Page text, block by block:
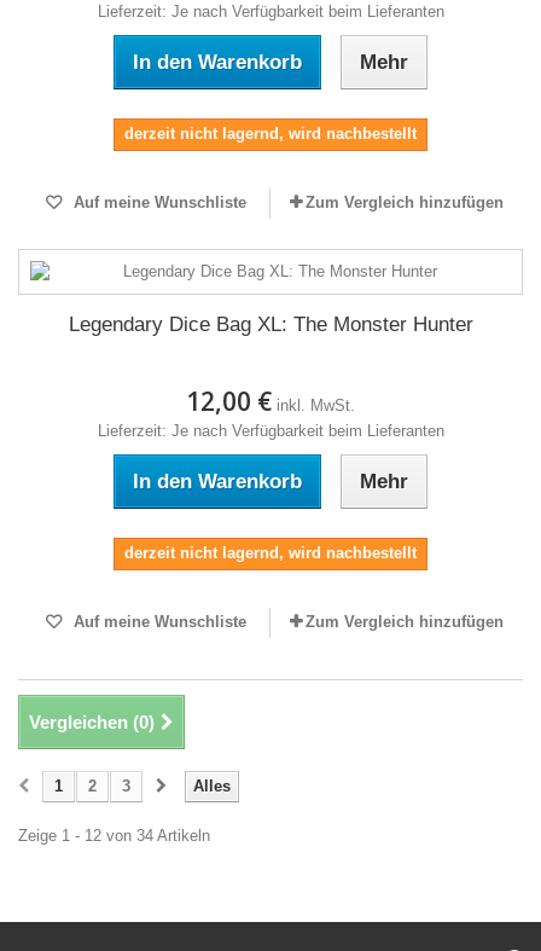
Lieferzeit: Je nach Verfügbarkeit beim Lieferanten
In den Warenkorb Mehr
derzeit nicht lagernd, wird nachbestellt
Auf meine Wunschliste Zum Vergleich hinzufügen
Legendary Dice Bag XL: The Monster Hunter
12,00 € inkl. MwSt.
Lieferzeit: Je nach Verfügbarkeit beim Lieferanten
In den Warenkorb Mehr
derzeit nicht lagernd, wird nachbestellt
Auf meine Wunschliste Zum Vergleich hinzufügen
Vergleichen (0)
Alles
1 2 3
Zeige 1 - 12 von 34 Artikeln